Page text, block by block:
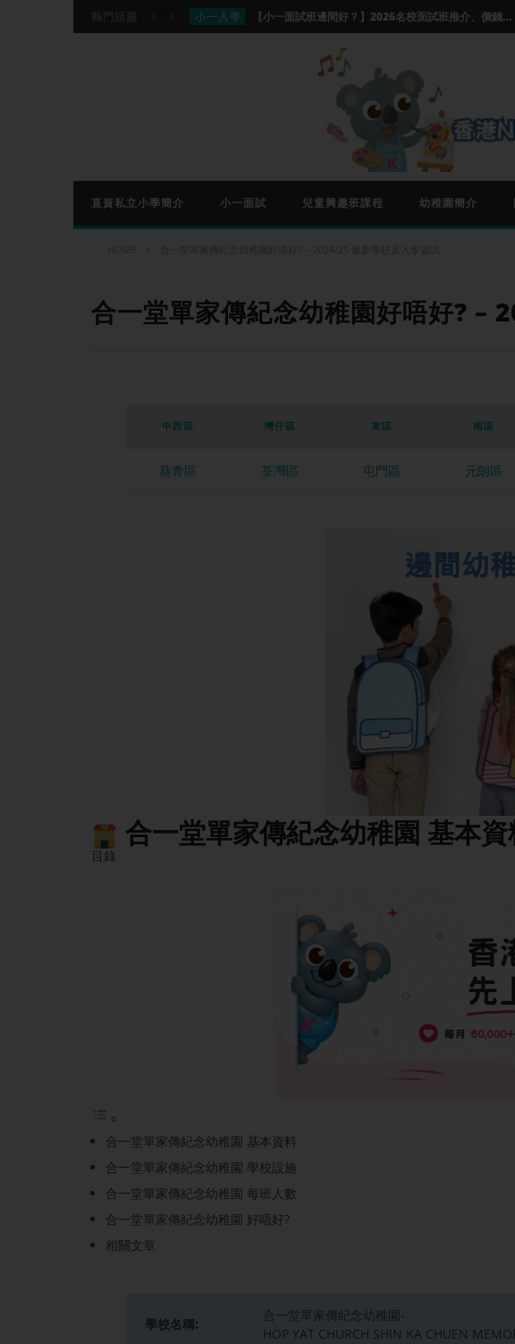
小一入學 【小一面試班邊間好？】2026名校面試班推介、價錢及師資比較
分離班適合你的家庭嗎？香港分離班推薦及選擇指南
【國際象棋課程推介】Chess的基本玩法和入門技巧
直資私立小學簡介 小一面試 兒童興趣班課程 幼稚園簡介
合一堂單家傳紀念幼稚園好唔好? –
中西區 灣仔區 東區 南區
葵青區 荃灣區 屯門區 元朗區
合一堂單家傳紀念幼稚園 基本資
目錄
合一堂單家傳紀念幼稚園 基本資料
合一堂單家傳紀念幼稚園 學校設施
合一堂單家傳紀念幼稚園 每班人數
合一堂單家傳紀念幼稚園 好唔好?
相關文章
學校名稱:
合一堂單家傳紀念幼稚園-
HOP YAT CHURCH SHIN KA CHUEN